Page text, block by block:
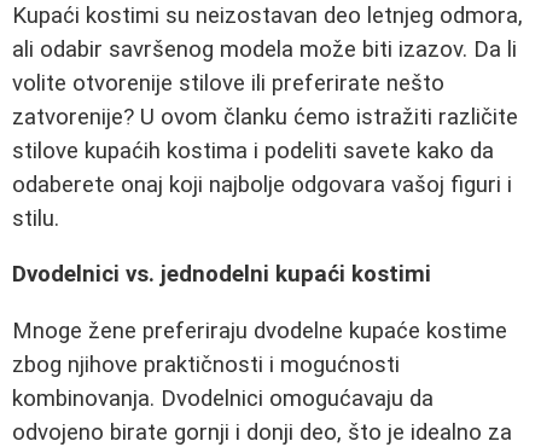
Kupaći kostimi su neizostavan deo letnjeg odmora,
ali odabir savršenog modela može biti izazov. Da li
volite otvorenije stilove ili preferirate nešto
zatvorenije? U ovom članku ćemo istražiti različite
stilove kupaćih kostima i podeliti savete kako da
odaberete onaj koji najbolje odgovara vašoj figuri i
stilu.
Dvodelnici vs. jednodelni kupaći kostimi
Mnoge žene preferiraju dvodelne kupaće kostime
zbog njihove praktičnosti i mogućnosti
kombinovanja. Dvodelnici omogućavaju da
odvojeno birate gornji i donji deo, što je idealno za